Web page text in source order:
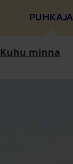
PUHKAJA
Kuhu minna